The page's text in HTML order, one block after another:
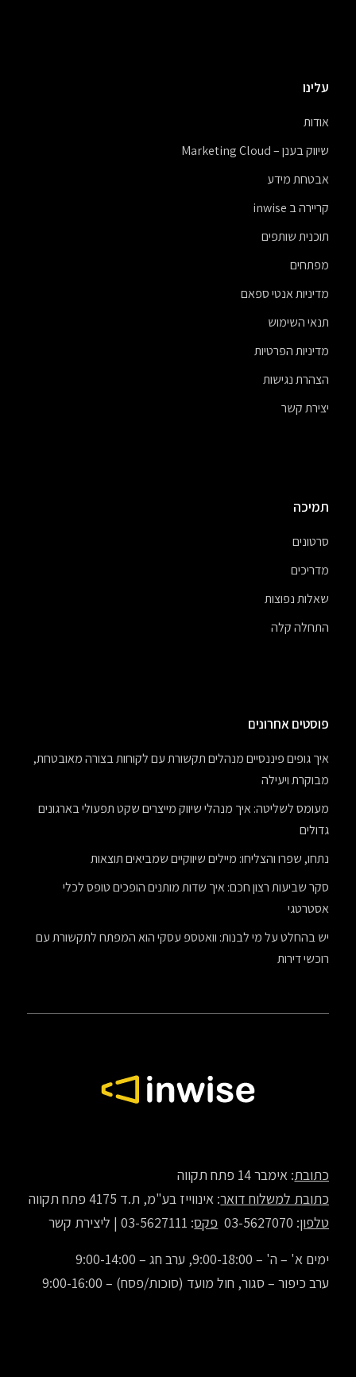
עלינו
אודות
שיווק בענן – Marketing Cloud
אבטחת מידע
קריירה ב inwise
תוכנית שותפים
מפתחים
מדיניות אנטי ספאם
תנאי השימוש
מדיניות הפרטיות
הצהרת נגישות
יצירת קשר
תמיכה
סרטונים
מדריכים
שאלות נפוצות
התחלה קלה
פוסטים אחרונים
איך גופים פיננסיים מנהלים תקשורת עם לקוחות בצורה מאובטחת,
מבוקרת ויעילה
מעומס לשליטה: איך מנהלי שיווק מייצרים שקט תפעולי בארגונים
גדולים
נתחו, שפרו והצליחו: מיילים שיווקיים שמביאים תוצאות
סקר שביעות רצון חכם: איך שדות מותנים הופכים טופס לכלי
אסטרטגי
יש בהחלט על מי לבנות: וואטספ עסקי הוא המפתח לתקשורת עם
רוכשי דירות
כתובת: אימבר 14 פתח תקווה
כתובת למשלוח דואר: אינווייז בע"מ, ת.ד 4175 פתח תקווה
טלפון: 03-5627070 פקס: 03-5627111 |
ליצירת קשר
ימים א' – ה' – 9:00-18:00, ערב חג – 9:00-14:00
ערב כיפור – סגור, חול מועד (סוכות/פסח) – 9:00-16:00